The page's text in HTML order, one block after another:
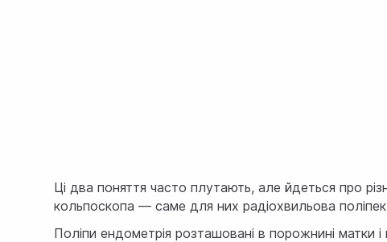
Ці два поняття часто плутають, але йдеться про
кольпоскопа — саме для них радіохвильова
Поліпи ендометрія розташовані в порожнині